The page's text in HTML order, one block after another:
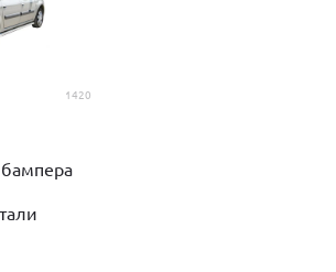
1420